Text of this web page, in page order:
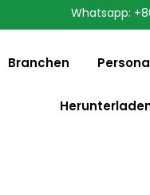
English
Whatsapp:
Branchen